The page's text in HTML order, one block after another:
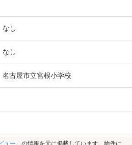
なし
なし
名古屋市立宮根小学校
ュー 」の情報を元に掲載しています。物件に